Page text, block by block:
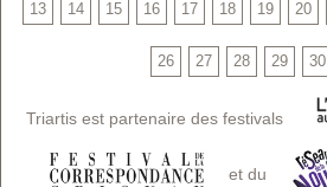
13 14 15 16 17 18 19 20
26 27 28 29 30
Triartis est partenaire des festivals
et du